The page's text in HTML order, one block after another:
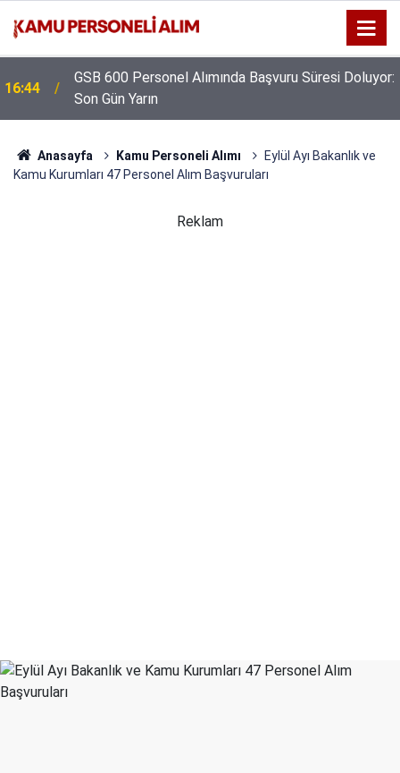
16:44
GSB 600 Personel Alımında Başvuru Süresi Doluyor:
Son Gün Yarın
Anasayfa Kamu Personeli Alımı
Eylül Ayı Bakanlık ve
Kamu Kurumları 47 Personel Alım Başvuruları
Reklam